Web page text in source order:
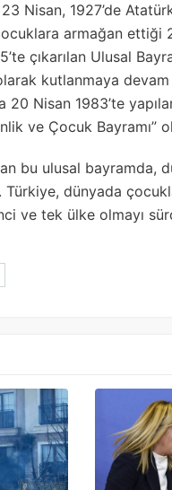
Nisan, 1927’de
armağan ettiği
çıkarılan Ulusal
kutlanmaya
20 Nisan 1983’te
ve Çocuk Bayramı”
bu ulusal bayramda,
Türkiye, dünyada
ve tek ülke olmayı